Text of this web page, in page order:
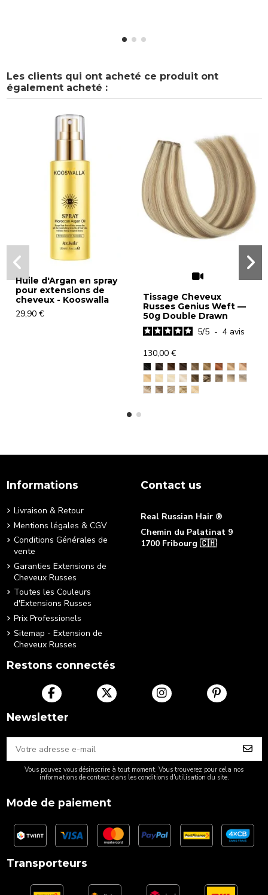
Les clients qui ont acheté ce produit ont
également acheté :
Huile d'Argan en spray
pour extensions de
cheveux - Kooswalla
29,90 €
Tissage Cheveux
Russes Genius Weft —
50g Double Drawn
5/5 - 4 avis
130,00 €
Informations
Livraison & Retour
Mentions légales & CGV
Conditions Générales de
vente
Garanties Extensions de
Cheveux Russes
Toutes les Couleurs
d'Extensions Russes
Prix Professionels
Sitemap - Extension de
Cheveux Russes
Contact us
Real Russian Hair ®
Chemin du Palatinat 9
1700 Fribourg 🇨🇭
Restons connectés
Newsletter
Vous pouvez vous désinscrire à tout moment. Vous trouverez pour cela nos
informations de contact dans les conditions d'utilisation du site.
Mode de paiement
Transporteurs